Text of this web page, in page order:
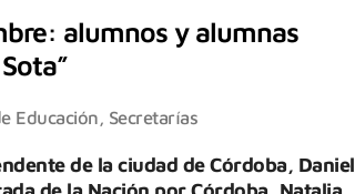
alumnos y alumnas
Educación, Secretarías
de la ciudad de Córdoba, Daniel